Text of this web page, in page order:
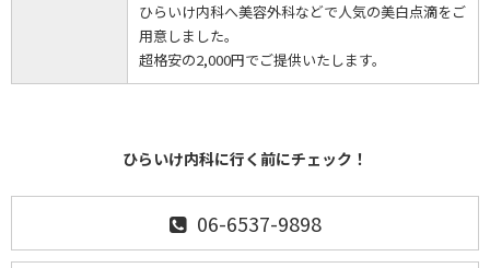
ひらいけ内科へ美容外科などで人気の美白点滴をご
用意しました。
超格安の2,000円でご提供いたします。
ひらいけ内科に行く前にチェック！
06-6537-9898